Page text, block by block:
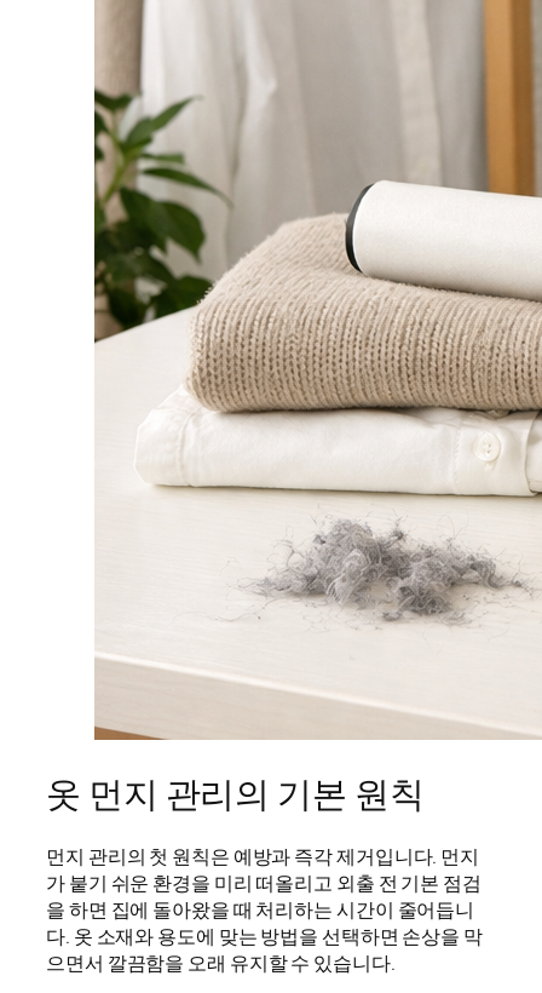
옷 먼지 관리의 기본 원칙
먼지 관리의 첫 원칙은 예방과 즉각 제거입니다. 먼지
가 붙기 쉬운 환경을 미리 떠올리고 외출 전 기본 점검
을 하면 집에 돌아왔을 때 처리하는 시간이 줄어듭니
다. 옷 소재와 용도에 맞는 방법을 선택하면 손상을 막
으면서 깔끔함을 오래 유지할 수 있습니다.